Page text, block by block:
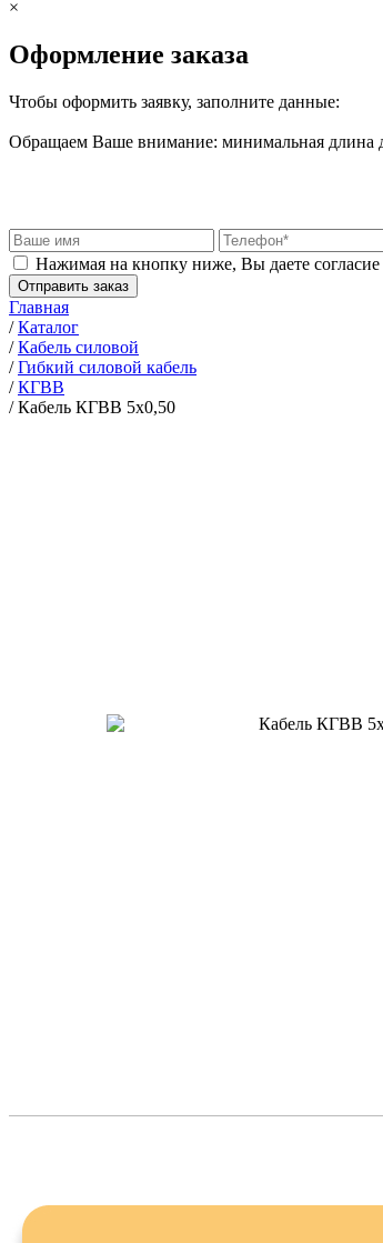
×
Оформление заказа
Чтобы оформить заявку, заполните данные:
Обращаем Ваше внимание: минимальная длина
Нажимая на кнопку ниже, Вы даете
Отправить заказ
Главная
/Каталог
/Кабель силовой
/Гибкий силовой кабель
/КГВВ
/Кабель КГВВ 5х0,50